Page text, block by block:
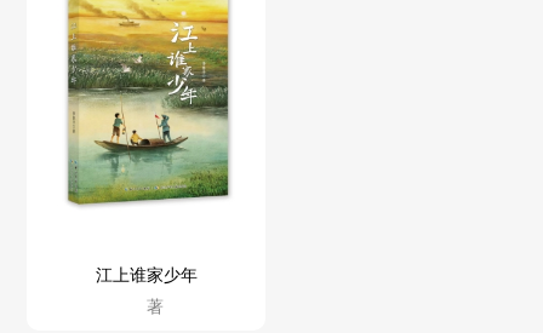
江上谁家少年
著